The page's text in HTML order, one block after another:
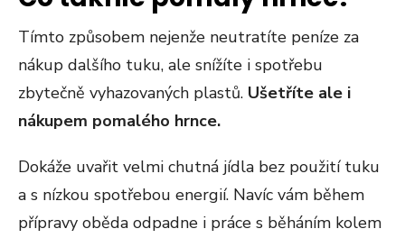
Tímto způsobem nejenže neutratíte peníze za
nákup dalšího tuku, ale snížíte i spotřebu
zbytečně vyhazovaných plastů. Ušetříte ale i
nákupem pomalého hrnce.
Dokáže uvařit velmi chutná jídla bez použití tuku
a s nízkou spotřebou energií. Navíc vám během
přípravy oběda odpadne i práce s běháním kolem